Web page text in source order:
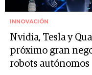
INNOVACIÓN
Nvidia, Tesla y
próximo gran
robots autónomos